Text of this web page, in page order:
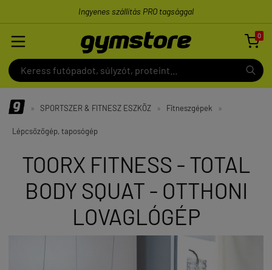
Ingyenes szállítás PRO tagsággal
0

» SPORTSZER & FITNESZ ESZKÖZ » Fitneszgépek »
Lépcsőzőgép, taposógép
TOORX FITNESS - TOTAL
BODY SQUAT - OTTHONI
LOVAGLÓGÉP